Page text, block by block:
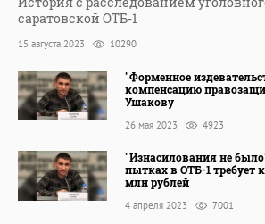
саратовской ОТБ-1
15 августа 2023 10290
"Форменное
компенсацию
Ушакову
26 мая 2023 4923
"Изнасилования не
пытках в ОТБ-1 требует
млн рублей
4 апреля 2023 7001